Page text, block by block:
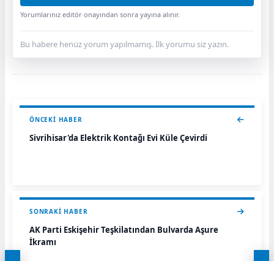
Yorumlarınız editör onayından sonra yayına alınır.
Bu habere henüz yorum yapılmamış. İlk yorumu siz yazın.
ÖNCEKI HABER
Sivrihisar'da Elektrik Kontağı Evi Küle Çevirdi
SONRAKI HABER
AK Parti Eskişehir Teşkilatından Bulvarda Aşure
İkramı